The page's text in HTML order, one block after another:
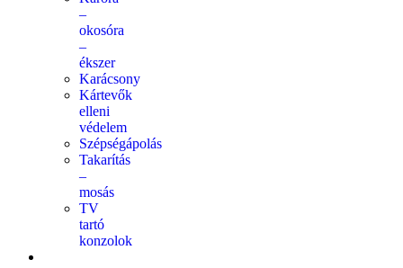
–
okosóra
–
ékszer
Karácsony
Kártevők
elleni
védelem
Szépségápolás
Takarítás
–
mosás
TV
tartó
konzolok